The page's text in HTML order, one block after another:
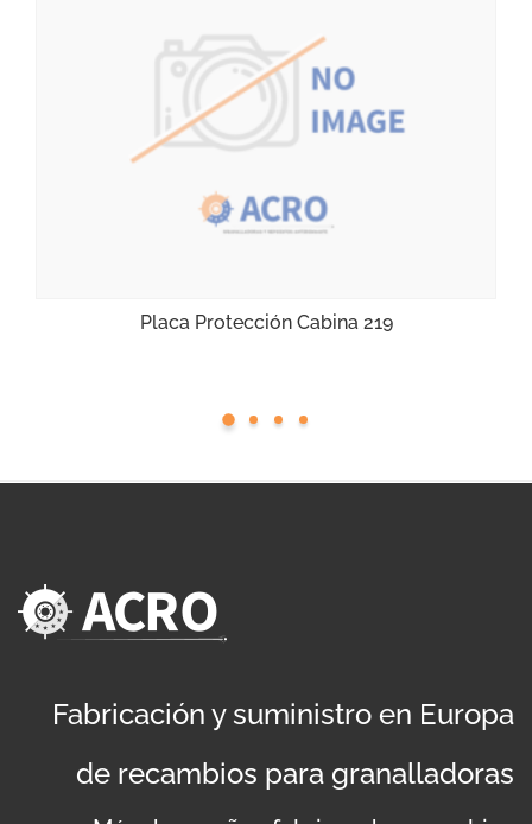
Placa Protección Cabina 219
Fabricación y suministro en Europa
de recambios para granalladoras